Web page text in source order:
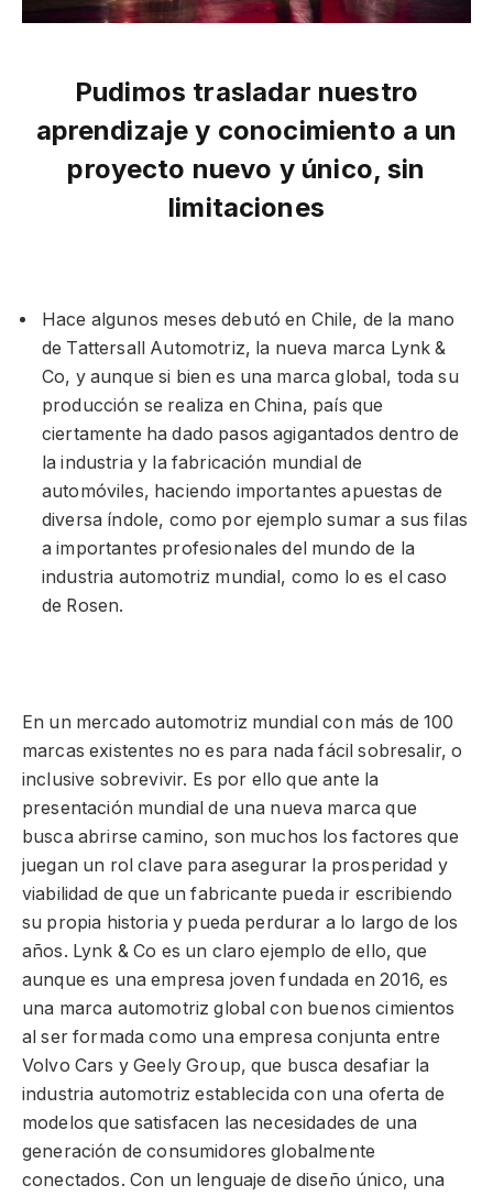
Pudimos trasladar nuestro
aprendizaje y conocimiento a un
proyecto nuevo y único, sin
limitaciones
Hace algunos meses debutó en Chile, de la mano
de Tattersall Automotriz, la nueva marca Lynk &
Co, y aunque si bien es una marca global, toda su
producción se realiza en China, país que
ciertamente ha dado pasos agigantados dentro de
la industria y la fabricación mundial de
automóviles, haciendo importantes apuestas de
diversa índole, como por ejemplo sumar a sus filas
a importantes profesionales del mundo de la
industria automotriz mundial, como lo es el caso
de Rosen.
En un mercado automotriz mundial con más de 100
marcas existentes no es para nada fácil sobresalir, o
inclusive sobrevivir. Es por ello que ante la
presentación mundial de una nueva marca que
busca abrirse camino, son muchos los factores que
juegan un rol clave para asegurar la prosperidad y
viabilidad de que un fabricante pueda ir escribiendo
su propia historia y pueda perdurar a lo largo de los
años. Lynk & Co es un claro ejemplo de ello, que
aunque es una empresa joven fundada en 2016, es
una marca automotriz global con buenos cimientos
al ser formada como una empresa conjunta entre
Volvo Cars y Geely Group, que busca desafiar la
industria automotriz establecida con una oferta de
modelos que satisfacen las necesidades de una
generación de consumidores globalmente
conectados. Con un lenguaje de diseño único, una